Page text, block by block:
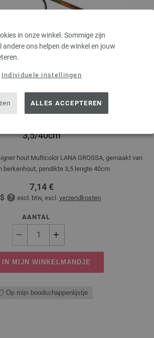
in onze winkel. Sommige zijn
andere ons helpen de winkel en jouw
Individuele instellingen
ALLES ACCEPTEREN
3,5/40cm
hout Multicolor LANA GROSSA, gemaakt van
berkenhout, pendikte 3,5 lengte 40cm
7,14 €
excl. btw, excl. verzendkosten
AANTAL
IN MIJN WINKELMANDJE
Op mijn boodschappenlijstje